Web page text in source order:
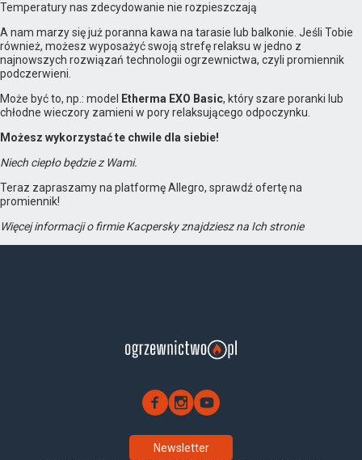
Temperatury nas zdecydowanie nie rozpieszczają
A nam marzy się już poranna kawa na tarasie lub balkonie. Jeśli Tobie
również, możesz wyposażyć swoją strefę relaksu w jedno z
najnowszych rozwiązań technologii ogrzewnictwa, czyli promiennik
podczerwieni.
Może być to, np.: model
Etherma EXO Basic, który szare poranki lub
chłodne wieczory zamieni w pory relaksującego odpoczynku.
Możesz wykorzystać te chwile dla siebie!
Niech ciepło będzie z Wami.
Teraz zapraszamy na platformę Allegro, sprawdź ofertę na
promiennik!
Więcej informacji o firmie Kacpersky znajdziesz na Ich stronie
Newsletter